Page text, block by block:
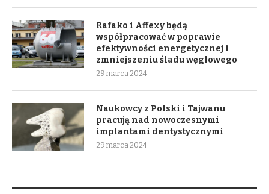
Rafako i Affexy będą
współpracować w poprawie
efektywności energetycznej i
zmniejszeniu śladu węglowego
29 marca 2024
Naukowcy z Polski i Tajwanu
pracują nad nowoczesnymi
implantami dentystycznymi
29 marca 2024